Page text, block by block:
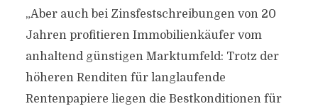
„Aber auch bei Zinsfestschreibungen von 20
Jahren profitieren Immobilienkäufer vom
anhaltend günstigen Marktumfeld: Trotz der
höheren Renditen für langlaufende
Rentenpapiere liegen die Bestkonditionen für